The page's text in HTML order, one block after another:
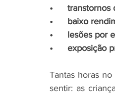
•
•      baixo
•      lesões
•
Tantas horas
sentir: as